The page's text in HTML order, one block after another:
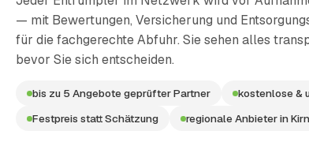
— mit Bewertungen, Versicherung und
für die fachgerechte Abfuhr. Sie sehen alles
bevor Sie sich entscheiden.
bis zu 5 Angebote geprüfter Partner
kostenlose &
Festpreis statt Schätzung
regionale Anbieter in Kirn